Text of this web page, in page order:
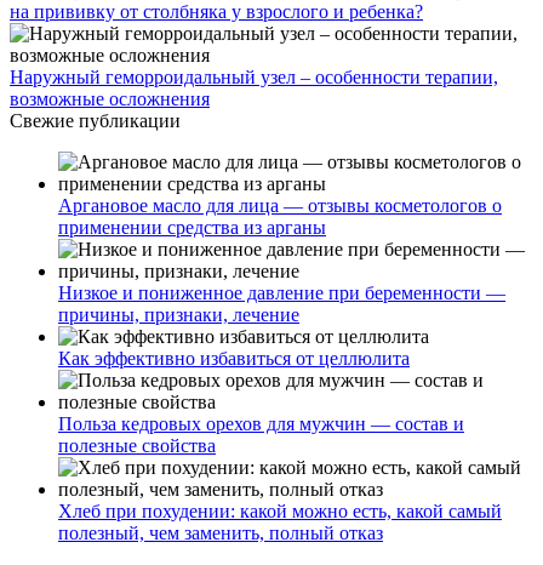
на прививку от столбняка у взрослого и ребенка?
Наружный геморроидальный узел – особенности терапии,
возможные осложнения
Свежие публикации
Аргановое масло для лица — отзывы косметологов о
применении средства из арганы
Низкое и пониженное давление при беременности —
причины, признаки, лечение
Как эффективно избавиться от целлюлита
Польза кедровых орехов для мужчин — состав и
полезные свойства
Хлеб при похудении: какой можно есть, какой самый
полезный, чем заменить, полный отказ